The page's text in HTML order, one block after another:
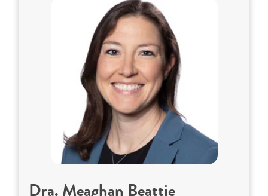
Dra. Meaghan Beattie